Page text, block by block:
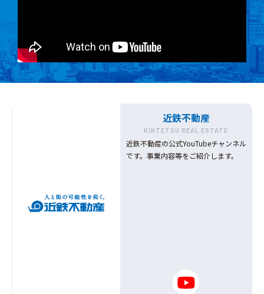
近鉄不動産
KINTETSU REAL ESTATE
近鉄不動産の公式YouTubeチャンネル
です。事業内容等をご紹介します。